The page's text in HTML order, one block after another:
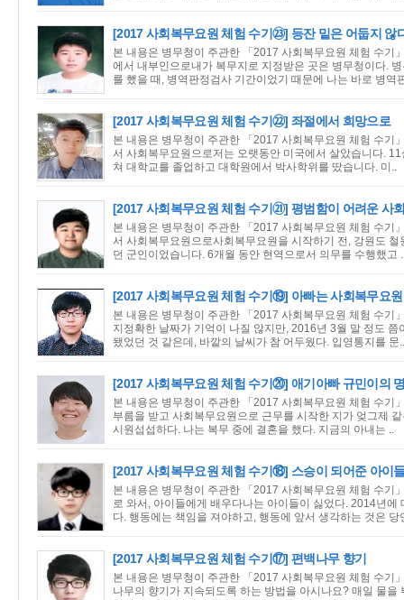
[2017 사회복무요원 체험 수기㉓] 등잔 밑은 어둡지 않
본 내용은 병무청이 주관한 「2017 사회복무요원 체험 수기
에서 내부인으로내가 복무지로 지정받은 곳은 병무청이다.
를 했을 때, 병역판정검사 기간이었기 때문에 나는 바로 병역
[2017 사회복무요원 체험 수기㉒] 좌절에서 희망으로
본 내용은 병무청이 주관한 「2017 사회복무요원 체험 수기
서 사회복무요원으로저는 오랫동안 미국에서 살았습니다.
쳐 대학교를 졸업하고 대학원에서 박사학위를 땄습니다. 미..
[2017 사회복무요원 체험 수기㉑] 평범함이 어려운 사
본 내용은 병무청이 주관한 「2017 사회복무요원 체험 수기
서 사회복무요원으로사회복무요원을 시작하기 전, 강원도
던 군인이었습니다. 6개월 동안 현역으로서 의무를 수행했고
[2017 사회복무요원 체험 수기⑲] 아빠는 사회복무요원
본 내용은 병무청이 주관한 「2017 사회복무요원 체험 수기
지정확한 날짜가 기억이 나질 않지만, 2016년 3월 말 정도
됐었던 것 같은데, 바깥의 날씨가 참 어두웠다. 입영통지를 문..
[2017 사회복무요원 체험 수기⑳] 애기아빠 규민이의
본 내용은 병무청이 주관한 「2017 사회복무요원 체험 수기
부름을 받고 사회복무요원으로 근무를 시작한 지가 엊그제
시원섭섭하다. 나는 복무 중에 결혼을 했다. 지금의 아내는 ..
[2017 사회복무요원 체험 수기⑱] 스승이 되어준 아이
본 내용은 병무청이 주관한 「2017 사회복무요원 체험 수기
로 와서, 아이들에게 배우다나는 아이들이 싫었다. 2014년
다. 행동에는 책임을 져야하고, 행동에 앞서 생각하는 것은 당
[2017 사회복무요원 체험 수기⑰] 편백나무 향기
본 내용은 병무청이 주관한 「2017 사회복무요원 체험 수기
나무의 향기가 지속되도록 하는 방법을 아시나요? 매일 물